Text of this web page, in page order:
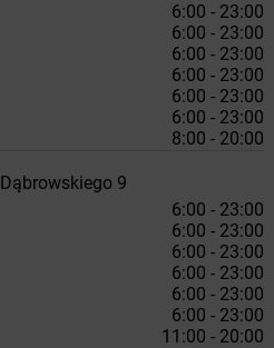
6:00 - 23:00
6:00 - 23:00
6:00 - 23:00
6:00 - 23:00
6:00 - 23:00
6:00 - 23:00
8:00 - 20:00
Dąbrowskiego 9
6:00 - 23:00
6:00 - 23:00
6:00 - 23:00
6:00 - 23:00
6:00 - 23:00
6:00 - 23:00
11:00 - 20:00